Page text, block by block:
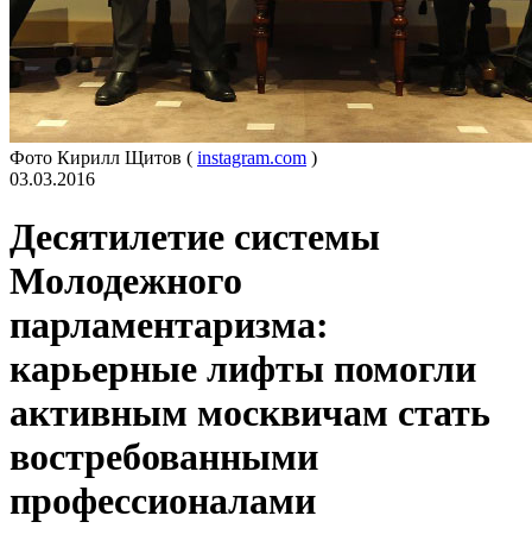
Фото Кирилл Щитов ( instagram.com )
03.03.2016
Десятилетие системы
Молодежного
парламентаризма:
карьерные лифты помогли
активным москвичам стать
востребованными
профессионалами